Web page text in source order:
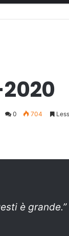
0 704
è grande.”